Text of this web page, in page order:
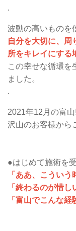
.
波動の高いものを
自分を大切に、周
所をキレイにする
この幸せな循環を
ました。
.
2021年12月の富
沢山のお客様から
●はじめて施術を
「ああ、こうい
「終わるのが惜し
「富山でこんな経